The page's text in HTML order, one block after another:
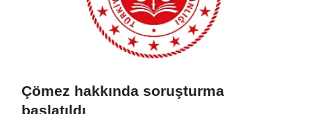
Çömez hakkında soruşturma
başlatıldı